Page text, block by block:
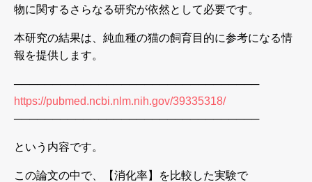
物に関するさらなる研究が依然として必要です。
本研究の結果は、純血種の猫の飼育目的に参考になる情
報を提供します。
────────────────────────────────
https://pubmed.ncbi.nlm.nih.gov/39335318/
────────────────────────────────
という内容です。
この論文の中で、【消化率】を比較した実験で